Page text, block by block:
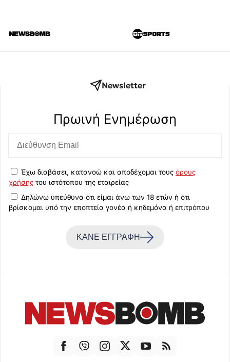
Newsletter
Πρωινή Eνημέρωση
Έχω διαβάσει, κατανοώ και αποδέχομαι τους όρους
χρήσης του ιστότοπου της εταιρείας
Δηλώνω υπεύθυνα ότι είμαι άνω των 18 ετών ή ότι
βρίσκομαι υπό την εποπτεία γονέα ή κηδεμόνα ή επιτρόπου
ΚΑΝΕ ΕΓΓΡΑΦΗ